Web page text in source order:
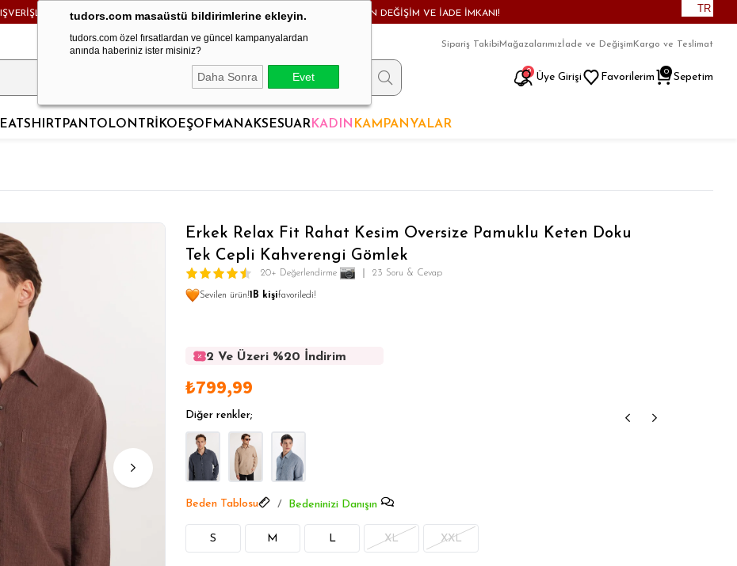
tudors.com masaüstü bildirimlerine ekleyin.
tudors.com özel fırsatlardan ve güncel kampanyalardan
anında haberiniz ister misiniz?
Daha Sonra Evet
KARGO BEDAVA! - HAFTA İÇİ 24 SAATTE KARGODA! - MAĞAZADAN DEĞİŞİM VE İADE İMKANI! TR
9
Sipariş TakibiMağazalarımız İade ve Değişim Kargo ve Teslimat
Üye Girişi Favorilerim Sepetim
0
PANTOLON TRİKO EŞOFMANAKSESUARKADIN KAMPANYALAR
Erkek Relax Fit Rahat Kesim Oversize Pamuklu Keten Doku
Tek Cepli Kahverengi Gömlek
20+ Değerlendirme 23 Soru & Cevap
Sevilen ürün!1B kişifavoriledi!
2 Ve Üzeri %20 İndirim
2 Ve Üzeri %20 İndirim
2 Ve Üzeri %20 İndirim
2 Ve Üzeri %20 İndirim
₺799,99
Diğer renkler;
Beden Tablosu Bedeninizi Danışın
S M L XL XXL